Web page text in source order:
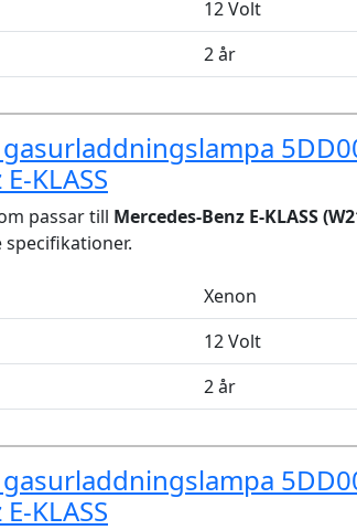
12 Volt
2 år
KLASS
passar till Mercedes-Benz E-KLASS
Xenon
12 Volt
2 år
KLASS